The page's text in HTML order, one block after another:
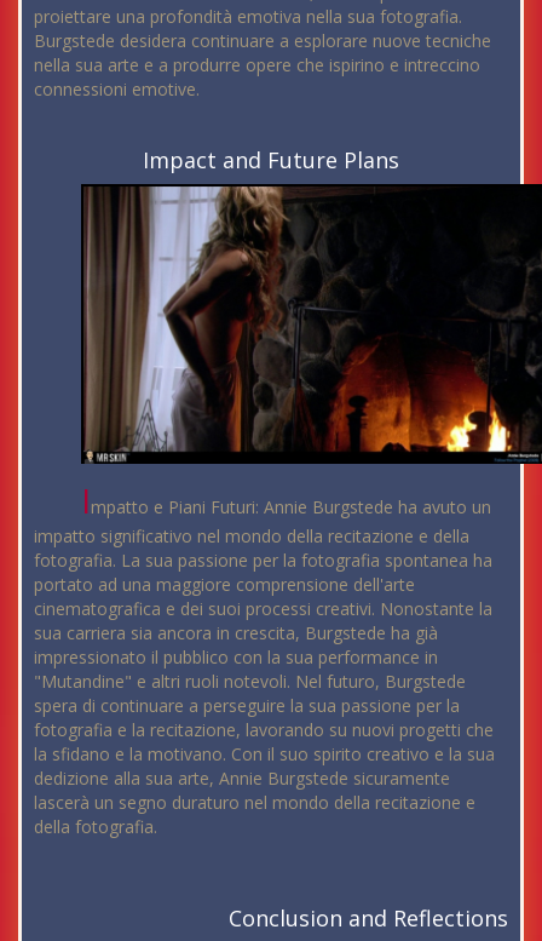
proiettare una profondità emotiva nella sua fotografia.
Burgstede desidera continuare a esplorare nuove tecniche
nella sua arte e a produrre opere che ispirino e intreccino
connessioni emotive.
Impact and Future Plans
Impatto e Piani Futuri: Annie Burgstede ha avuto un
impatto significativo nel mondo della recitazione e della
fotografia. La sua passione per la fotografia spontanea ha
portato ad una maggiore comprensione dell'arte
cinematografica e dei suoi processi creativi. Nonostante la
sua carriera sia ancora in crescita, Burgstede ha già
impressionato il pubblico con la sua performance in
"Mutandine" e altri ruoli notevoli. Nel futuro, Burgstede
spera di continuare a perseguire la sua passione per la
fotografia e la recitazione, lavorando su nuovi progetti che
la sfidano e la motivano. Con il suo spirito creativo e la sua
dedizione alla sua arte, Annie Burgstede sicuramente
lascerà un segno duraturo nel mondo della recitazione e
della fotografia.
Conclusion and Reflections